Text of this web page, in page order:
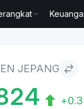
JEPANG